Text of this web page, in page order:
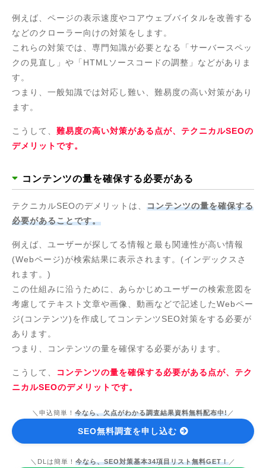
例えば、ページの表示速度やコアウェブバイタルを改善する
などのクローラー向けの対策をします。
これらの対策では、専門知識が必要となる「サーバースペッ
クの見直し」や「HTMLソースコードの調整」などがありま
す。
つまり、一般知識では対応し難い、難易度の高い対策があり
ます。
こうして、 難易度の高い対策がある点が、テクニカルSEOの
デメリットです。
コンテンツの量を確保する必要がある
テクニカルSEOのデメリットは、 コンテンツの量を確保する
必要があることです。
例えば、ユーザーが探してる情報と最も関連性が高い情報
(Webページ)が検索結果に表示されます。(インデックスさ
れます。)
この仕組みに沿うために、あらかじめユーザーの検索意図を
考慮してテキスト文章や画像、動画などで記述したWebペー
ジ(コンテンツ)を作成してコンテンツSEO対策をする必要が
あります。
つまり、コンテンツの量を確保する必要があります。
こうして、
コンテンツの量を確保する必要がある点が、テク
ニカルSEOのデメリットです。
＼申込簡単！ 今なら、欠点がわかる調査結果資料無料配布中!／
SEO無料調査を申し込む
＼DLは簡単！ 今なら、SEO対策基本34項目リスト無料GET！ ／